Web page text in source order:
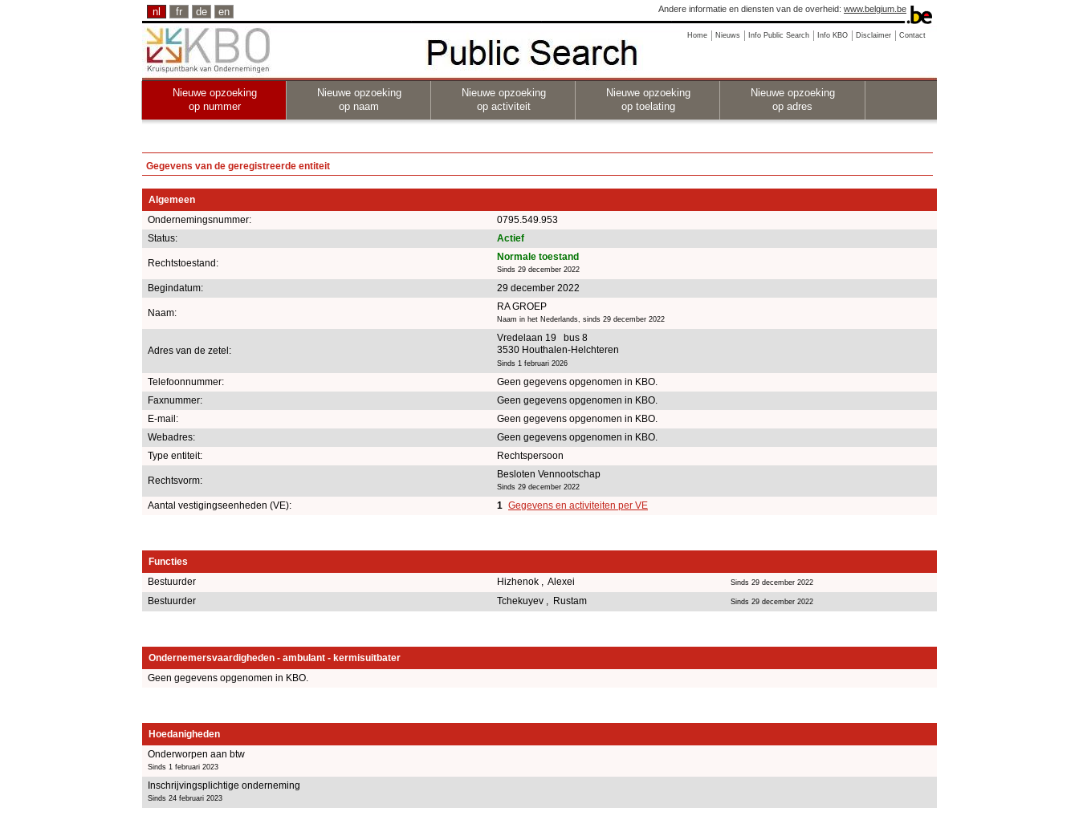
nl fr de en Andere informatie en diensten van de overheid: www.belgium.be
Home Nieuws Info Public Search Info KBO Disclaimer Contact
Nieuwe opzoeking
op nummer
Nieuwe opzoeking
op naam
Nieuwe opzoeking
op activiteit
Nieuwe opzoeking
op toelating
Nieuwe opzoeking
op adres
Gegevens van de geregistreerde entiteit
Algemeen
Ondernemingsnummer:
0795.549.953
Status:
Actief
Rechtstoestand:
Normale toestand
Sinds 29 december 2022
Begindatum: 29 december 2022
Naam:
RA GROEP
Naam in het Nederlands, sinds 29 december 2022
Adres van de zetel:
Vredelaan 19 bus 8
3530 Houthalen-Helchteren
Sinds 1 februari 2026
Telefoonnummer:
Geen gegevens opgenomen in KBO.
Faxnummer:
Geen gegevens opgenomen in KBO.
E-mail:
Geen gegevens opgenomen in KBO.
Webadres:
Geen gegevens opgenomen in KBO.
Type entiteit:
Rechtspersoon
Rechtsvorm:
Besloten Vennootschap
Sinds 29 december 2022
Aantal vestigingseenheden (VE): 1 Gegevens en activiteiten per VE
Functies
Bestuurder
Hizhenok , Alexei Sinds 29 december 2022
Bestuurder Tchekuyev , Rustam Sinds 29 december 2022
Ondernemersvaardigheden - ambulant - kermisuitbater
Geen gegevens opgenomen in KBO.
Hoedanigheden
Onderworpen aan btw
Sinds 1 februari 2023
Inschrijvingsplichtige onderneming
Sinds 24 februari 2023